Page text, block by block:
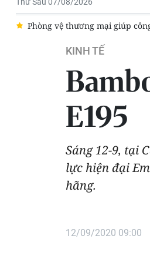
cạnh tranh Khẩn trương
KINH TẾ
E195
Sáng 12-9, tại
lực hiện đại
hãng.
12/09/2020 09:00